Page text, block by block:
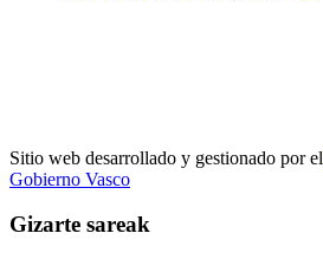
Sitio web desarrollado y gestionado por el
Gobierno Vasco
Gizarte sareak